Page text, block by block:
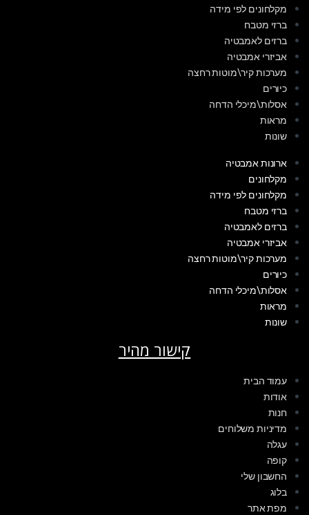
מקלחונים לפי מידה
ברזי מטבח
ברזים לאמבטיה
אביזרי אמבטיה
מערכות קיר\מוטות רחצה
כיורים
אסלות\מיכלי הדחה
מראות
שונות
ארונות אמבטיה
מקלחונים
מקלחונים לפי מידה
ברזי מטבח
ברזים לאמבטיה
אביזרי אמבטיה
מערכות קיר\מוטות רחצה
כיורים
אסלות\מיכלי הדחה
מראות
שונות
קישור מהיר
עמוד הבית
אודות
חנות
מדיניות משלוחים
עגלה
קופה
החשבון שלי
בלוג
מפת אתר